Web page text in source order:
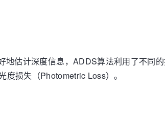
估计深度信息，ADDS算法利用了不同
损失（Photometric Loss）。